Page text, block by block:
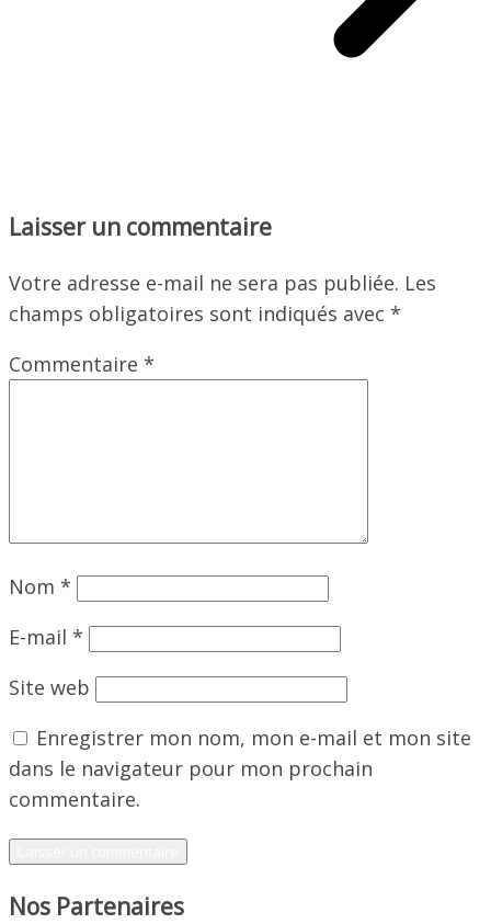
Laisser un commentaire
Votre adresse e-mail ne sera pas publiée. Les
champs obligatoires sont indiqués avec *
Commentaire *
Nom *
E-mail *
Site web
Enregistrer mon nom, mon e-mail et mon site
dans le navigateur pour mon prochain
commentaire.
Nos Partenaires